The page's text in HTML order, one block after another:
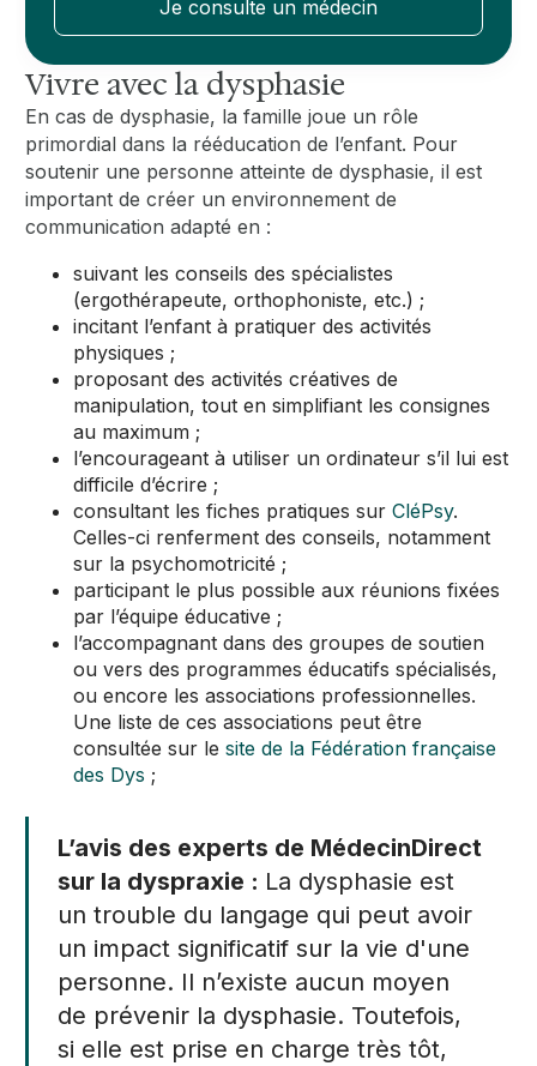
Je consulte un médecin
Vivre avec la dysphasie
En cas de dysphasie, la famille joue un rôle
primordial dans la rééducation de l’enfant. Pour
soutenir une personne atteinte de dysphasie, il est
important de créer un environnement de
communication adapté en :
suivant les conseils des spécialistes
(ergothérapeute, orthophoniste, etc.) ;
incitant l’enfant à pratiquer des activités
physiques ;
proposant des activités créatives de
manipulation, tout en simplifiant les consignes
au maximum ;
l’encourageant à utiliser un ordinateur s’il lui est
difficile d’écrire ;
consultant les fiches pratiques surCléPsy.
Celles-ci renferment des conseils, notamment
sur la psychomotricité ;
participant le plus possible aux réunions fixées
par l’équipe éducative ;
l’accompagnant dans des groupes de soutien
ou vers des programmes éducatifs spécialisés,
ou encore les associations professionnelles.
Une liste de ces associations peut être
consultée sur lesite de la Fédération française
des Dys ;
L’avis des experts de MédecinDirect
sur la dyspraxie : La dysphasie est
un trouble du langage qui peut avoir
un impact significatif sur la vie d'une
personne. Il n’existe aucun moyen
de prévenir la dysphasie. Toutefois,
si elle est prise en charge très tôt,